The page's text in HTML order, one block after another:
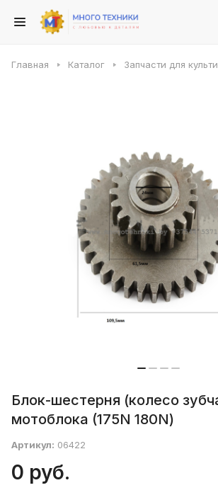
Главная Каталог Запчасти для
Блок-шестерня (колесо
мотоблока (175N 180N)
Артикул: 06422
0 руб.